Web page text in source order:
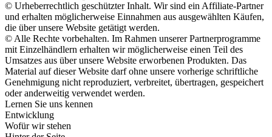
© Urheberrechtlich geschützter Inhalt. Wir sind ein Affiliate-Partner
und erhalten möglicherweise Einnahmen aus ausgewählten Käufen,
die über unsere Website getätigt werden.
© Alle Rechte vorbehalten. Im Rahmen unserer Partnerprogramme
mit Einzelhändlern erhalten wir möglicherweise einen Teil des
Umsatzes aus über unsere Website erworbenen Produkten. Das
Material auf dieser Website darf ohne unsere vorherige schriftliche
Genehmigung nicht reproduziert, verbreitet, übertragen, gespeichert
oder anderweitig verwendet werden.
Lernen Sie uns kennen
Entwicklung
Wofür wir stehen